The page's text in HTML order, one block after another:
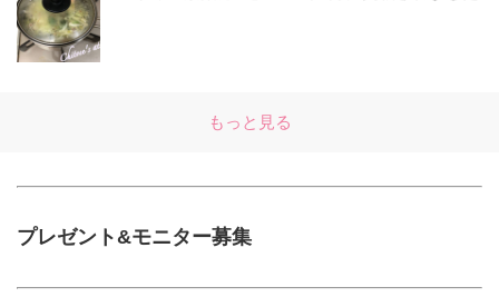
もっと見る
プレゼント&モニター募集